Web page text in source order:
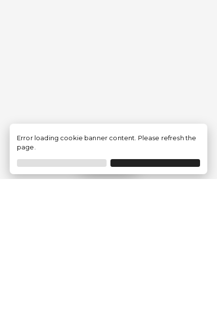
Filtrar
Error loading cookie banner content. Please refresh the
page.